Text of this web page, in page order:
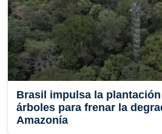
Brasil impulsa la
árboles para frenar la
Amazonía